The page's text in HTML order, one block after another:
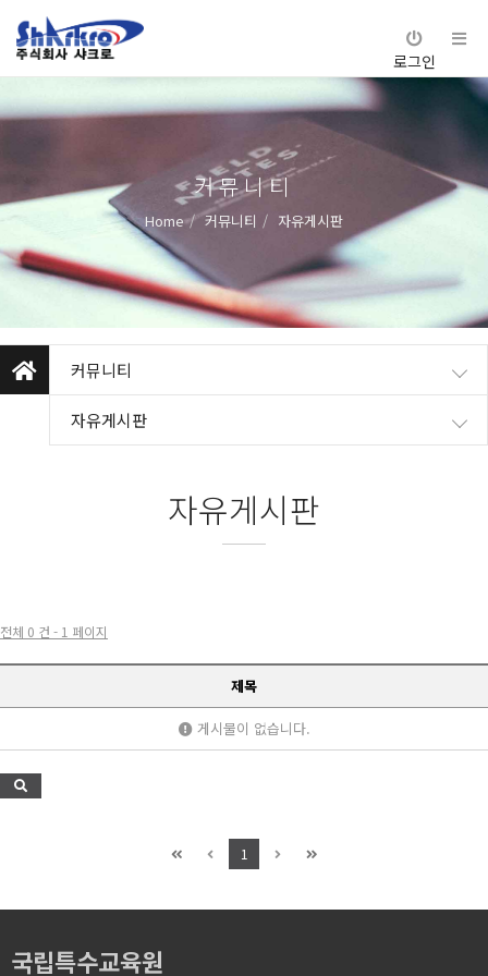
로그인
커뮤니티
Home 커뮤니티 자유게시판
커뮤니티
자유게시판
자유게시판
전체 0 건 - 1 페이지
제목
게시물이 없습니다.
1
국립특수교육원